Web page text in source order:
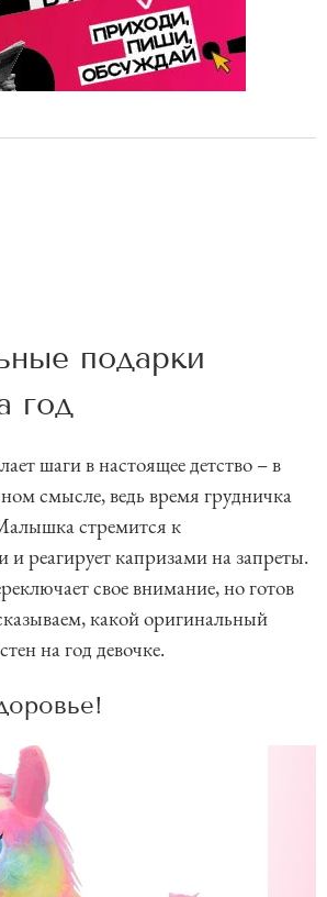
подарки
год
шаги в настоящее детство – в
смысле, ведь время грудничка
стремится к
и реагирует капризами на запреты.
свое внимание, но готов
какой оригинальный
на год девочке.